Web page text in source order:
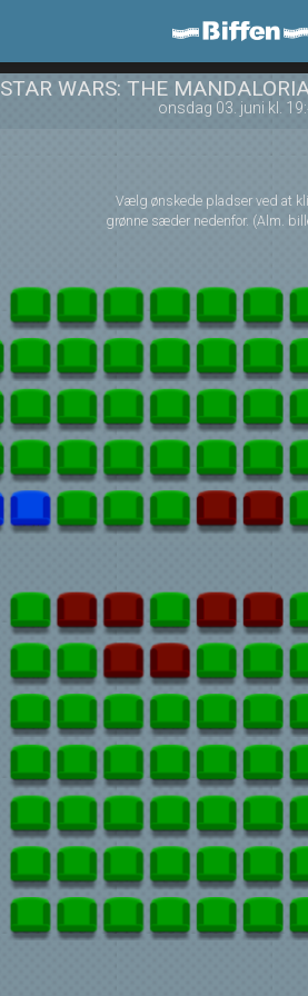
Biffen
STAR WARS: THE
onsdag 03. juni kl.
Vælg ønskede pladser ved at
grønne sæder nedenfor. (Alm.
front03-cc 095205